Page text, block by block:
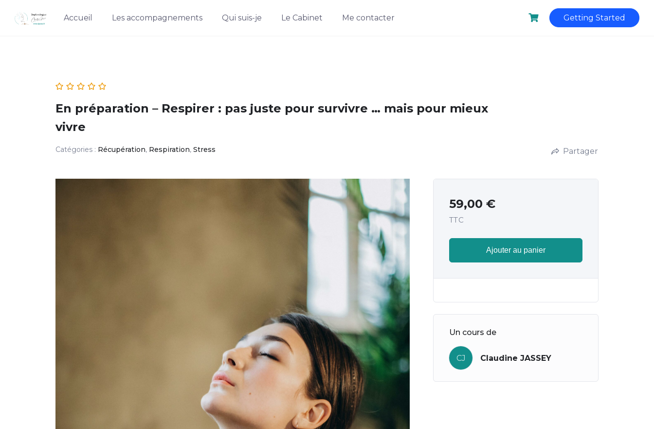
Accueil Les accompagnements Qui suis-je Le Cabinet Me contacter Getting Started
En préparation – Respirer : pas juste pour survivre … mais pour mieux
vivre
Catégories : Récupération, Respiration, Stress Partager
59,00 €
TTC
Ajouter au panier
Un cours de
CJ Claudine JASSEY